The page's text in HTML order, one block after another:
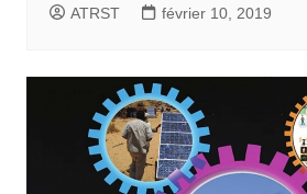
ATRST février 10, 2019